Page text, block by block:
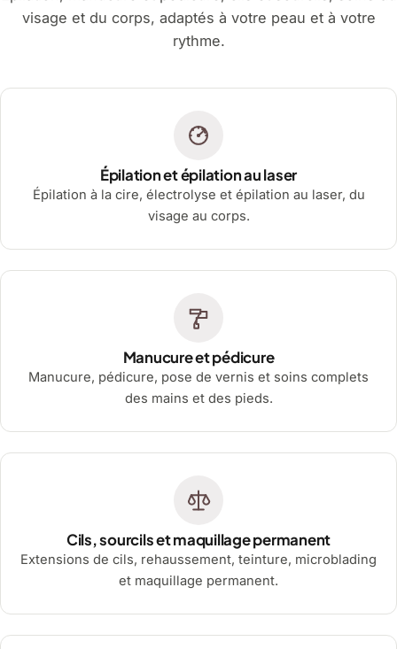
visage et du corps, adaptés à votre peau et à votre
rythme.
Épilation et épilation au laser
Épilation à la cire, électrolyse et épilation au laser, du
visage au corps.
Manucure et pédicure
Manucure, pédicure, pose de vernis et soins complets
des mains et des pieds.
Cils, sourcils et maquillage permanent
Extensions de cils, rehaussement, teinture, microblading
et maquillage permanent.